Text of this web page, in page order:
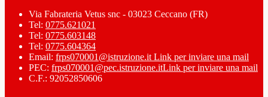
Via Fabrateria Vetus snc - 03023 Ceccano (FR)
Tel: 0775.621021
Tel: 0775.603148
Tel: 0775.604364
Email: frps070001@istruzione.it Link per inviare una mail
PEC: frps070001@pec.istruzione.itLink per inviare una mail
C.F.: 92052850606